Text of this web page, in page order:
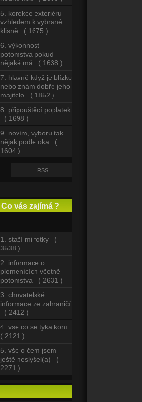
5. korekce exteriéru
vzhledem k vybrané
klisně ( 1675 )
6. výkonnost
potomstva pokud
nějaké má ( 1638 )
7. hlavně když je blízko
nebo znám dobře jeho
majitele ( 1852 )
8. připouštěcí poplatek
( 1698 )
9. nevím, vyberu tak
nějak podle oka (
1604 )
RSS
Co vás zajímá ?
1. stačí mi fotky (
3538 )
2. informace o
plemenících včetně
potomstva ( 2631 )
3. chovatelské
informace ze zahraničí
( 2412 )
4. vše co se týká koní
( 2121 )
5. vše o čem jsem
ještě neslyšel(a) (
2271 )